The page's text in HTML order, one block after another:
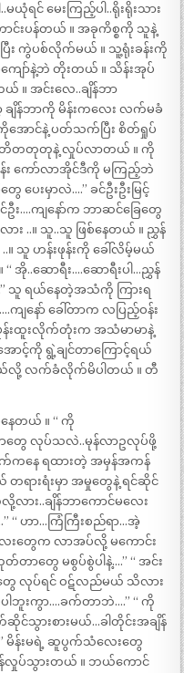
င် မေးကြည့်ပါ..ရိုးရိုးသား
ာင်းပန်တယ် ။ အခုကိစ္စကို သူနဲ့
ပြီး ကွဲပစ်လိုက်မယ် ။ သူ့ရုံးခန်းကို
ာ်နဲ့ဘဲ တိုးတယ် ။ သိန်းအုပ်
။ အင်းလေ..ချိန်ဘာ
ချိန်ဘာကို မိန်းကလေး လက်မခံ
အောင်နဲ့ ပတ်သက်ပြီး စိတ်ရှုပ်
တတိတိတတုတုနဲ့ လှုပ်လာတယ် ။ ကို
ဖုန်း ကော်လာအိုင်ဒီကို မကြည့်ဘဲ
ေးမှာလဲ….” ခင်ဦးဦးမြင့်
ဦး….ကျနော်က ဘာဆင်ခြေတွေ
း ..။ သူ..သူ ဖြစ်နေတယ် ။ ညွှန်
..။ သူ ဟန်းဖုန်းကို ခေါ်လိမ့်မယ်
အို..ဆောရီး….ဆောရီးပါ…ညွှန်
သူ ရယ်နေတဲ့အသံကို ကြားရ
ကျနော် ခေါ်တာက လပြည့်ဝန်း
န်းထူးလိုက်တုံးက အသံမာမာနဲ့
ာင့်ကို ရွဲ့ချင်တာကြောင့်ရယ်
မယ်လို့ လက်ခံလိုက်မိပါတယ် ။ တီ
နေတယ် ။ “ ကို
တွေ လုပ်သလဲ..မုန်လာဥလုပ်ဖို့
ကနေ ရထားတဲ့ အမှန်အကန်
ရားရံးမှာ အမှုတွေနဲ့ ရင်ဆိုင်
လား..ချိန်ဘာကောင်မလေး
“ ဟာ…ကြံကြီးစည်ရာ…အဲ့
းတွေက လာအပ်လို့ မကောင်း
ာတွေ မစွပ်စွဲပါနဲ့….” “ အင်း
ေ လုပ်ရင် ဝဋ်လည်မယ် သိလား
ဘူးကွာ….ခက်တာဘဲ….” “ ကို
ဆိုင်သွားစားမယ်…ခါတိုင်းအချိန်
မိန်းမရဲ့ ဆူပွက်သံလေးတွေ
န်လှုပ်သွားတယ် ။ ဘယ်ကောင်